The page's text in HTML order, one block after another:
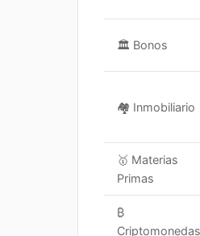
🏛️ Bonos
🏘️ Inmobiliario
🥇 Materias
Primas
₿
Criptomonedas